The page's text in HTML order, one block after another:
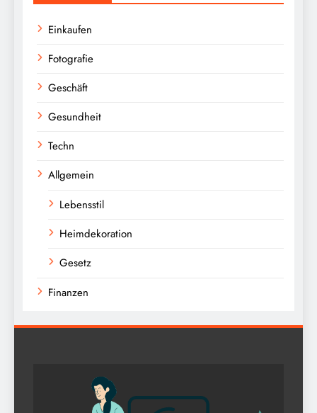
Einkaufen
Fotografie
Geschäft
Gesundheit
Techn
Allgemein
Lebensstil
Heimdekoration
Gesetz
Finanzen